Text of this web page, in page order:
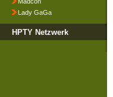
Lady GaGa
HPTY Netzwerk